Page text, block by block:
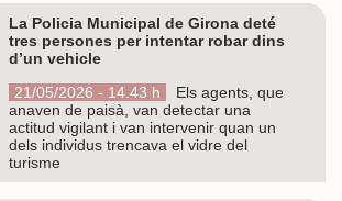
La Policia Municipal de Girona deté
tres persones per intentar robar dins
d’un vehicle
21/05/2026 - 14.43 h
Els agents, que
anaven de paisà, van detectar una
actitud vigilant i van intervenir quan un
dels individus trencava el vidre del
turisme